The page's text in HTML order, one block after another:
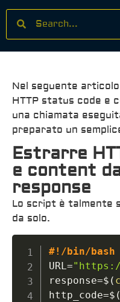
Nel seguente
HTTP status code e
una chiamata
preparato un
Estrarre
e content
response
Lo script è talmente
da solo.
#!/bin/bash
URL ="https://
response=$(
http_code=$(